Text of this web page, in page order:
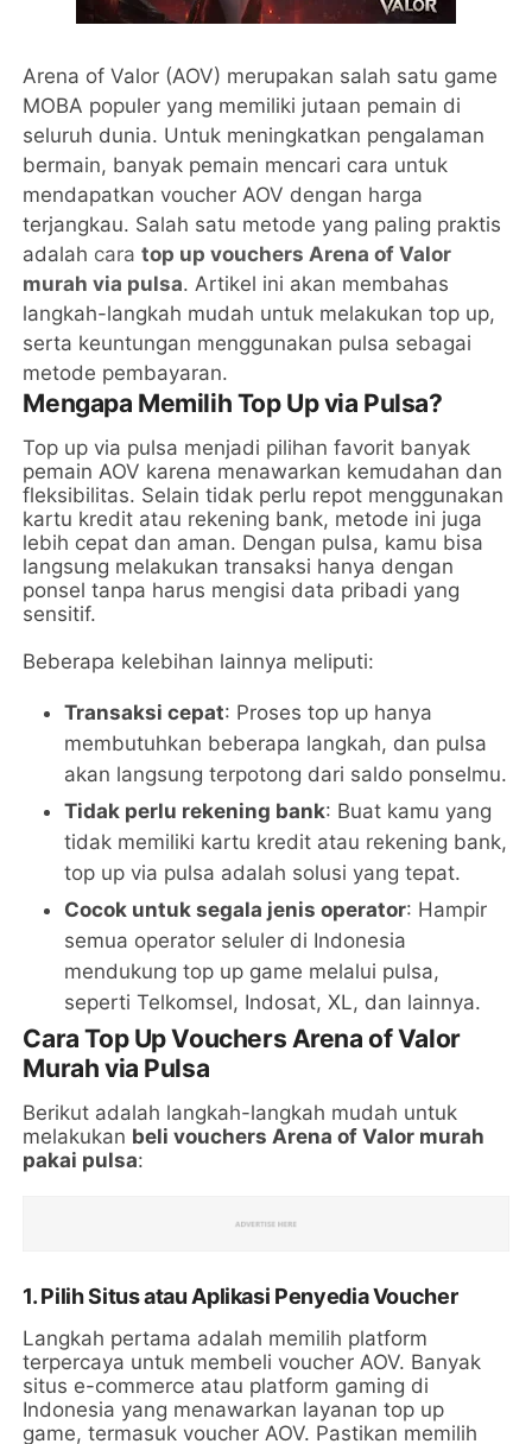
Arena of Valor (AOV) merupakan salah satu game
MOBA populer yang memiliki jutaan pemain di
seluruh dunia. Untuk meningkatkan pengalaman
bermain, banyak pemain mencari cara untuk
mendapatkan voucher AOV dengan harga
terjangkau. Salah satu metode yang paling praktis
adalah caratop up vouchers Arena of Valor
murah via pulsa. Artikel ini akan membahas
langkah-langkah mudah untuk melakukan top up,
serta keuntungan menggunakan pulsa sebagai
metode pembayaran.
Mengapa Memilih Top Up via Pulsa?
Top up via pulsa menjadi pilihan favorit banyak
pemain AOV karena menawarkan kemudahan dan
fleksibilitas. Selain tidak perlu repot menggunakan
kartu kredit atau rekening bank, metode ini juga
lebih cepat dan aman. Dengan pulsa, kamu bisa
langsung melakukan transaksi hanya dengan
ponsel tanpa harus mengisi data pribadi yang
sensitif.
Beberapa kelebihan lainnya meliputi:
Transaksi cepat: Proses top up hanya
membutuhkan beberapa langkah, dan pulsa
akan langsung terpotong dari saldo ponselmu.
Tidak perlu rekening bank: Buat kamu yang
tidak memiliki kartu kredit atau rekening bank,
top up via pulsa adalah solusi yang tepat.
Cocok untuk segala jenis operator: Hampir
semua operator seluler di Indonesia
mendukung top up game melalui pulsa,
seperti Telkomsel, Indosat, XL, dan lainnya.
Cara Top Up Vouchers Arena of Valor
Murah via Pulsa
Berikut adalah langkah-langkah mudah untuk
melakukan beli vouchers Arena of Valor murah
pakai pulsa:
1. Pilih Situs atau Aplikasi Penyedia Voucher
Langkah pertama adalah memilih platform
terpercaya untuk membeli voucher AOV. Banyak
situs e-commerce atau platform gaming di
Indonesia yang menawarkan layanan top up
game, termasuk voucher AOV. Pastikan memilih